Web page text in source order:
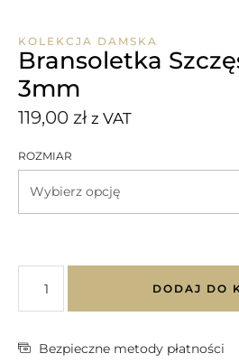
KOLEKCJA DAMSKA
Bransoletka
3mm
119,00 zł z VAT
ROZMIAR
DODAJ DO
Bezpieczne metody płatności